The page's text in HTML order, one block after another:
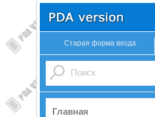
Старая форма входа
Главная